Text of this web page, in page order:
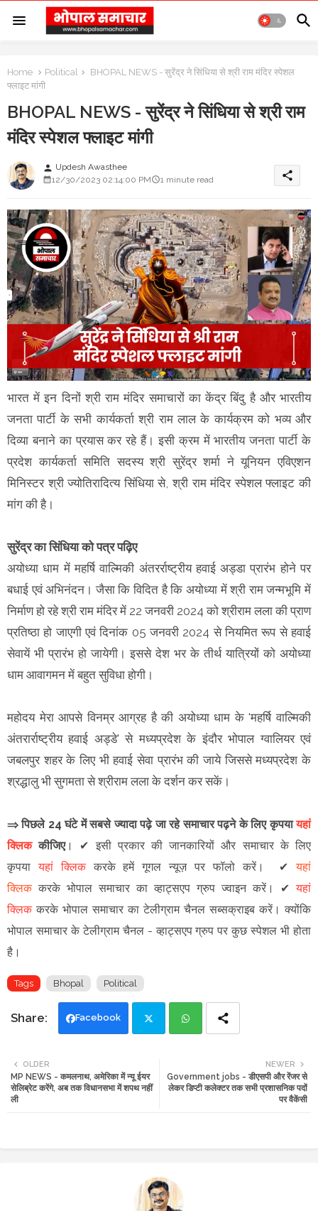
Home Political
BHOPAL NEWS - सुरेंद्र ने सिंधिया से श्री राम मंदिर स्पेशल
फ्लाइट मांगी
BHOPAL NEWS - सुरेंद्र ने सिंधिया से श्री राम
मंदिर स्पेशल फ्लाइट मांगी
person Updesh Awasthee
12/30/2023 02:14:00 PM
1 minute read share
भारत में इन दिनों श्री राम मंदिर समाचारों का केंद्र बिंदु है और भारतीय
जनता पार्टी के सभी कार्यकर्ता श्री राम लाल के कार्यक्रम को भव्य और
दिव्या बनाने का प्रयास कर रहे हैं। इसी क्रम में भारतीय जनता पार्टी के
प्रदेश कार्यकर्ता समिति सदस्य श्री सुरेंद्र शर्मा ने यूनियन एविएशन
मिनिस्टर श्री ज्योतिरादित्य सिंधिया से, श्री राम मंदिर स्पेशल फ्लाइट की
मांग की है।
सुरेंद्र का सिंधिया को पत्र पढ़िए
अयोध्या धाम में महर्षि वाल्मिकी अंतरर्राष्ट्रीय हवाई अड्डा प्रारंभ होने पर
बधाई एवं अभिनंदन। जैसा कि विदित है कि अयोध्या में श्री राम जन्मभूमि में
निर्माण हो रहे श्री राम मंदिर में 22 जनवरी 2024 को श्रीराम लला की प्राण
प्रतिष्ठा हो जाएगी एवं दिनांक 05 जनवरी 2024 से नियमित रूप से हवाई
सेवायें भी प्रारंभ हो जायेगी। इससे देश भर के तीर्थ यात्रियों को अयोध्या
धाम आवागमन में बहुत सुविधा होगी।
महोदय मेरा आपसे विनम्र आग्रह है की अयोध्या धाम के 'महर्षि वाल्मिकी
अंतरार्राष्ट्रीय हवाई अड्डे' से मध्यप्रदेश के इंदौर भोपाल ग्वालियर एवं
जबलपुर शहर के लिए भी हवाई सेवा प्रारंभ की जाये जिससे मध्यप्रदेश के
श्रद्धालु भी सुगमता से श्रीराम लला के दर्शन कर सकें।
⇒ पिछले 24 घंटे में सबसे ज्यादा पढ़े जा रहे समाचार पढ़ने के लिए कृपयायहां
क्लिककीजिए। ✔ इसी प्रकार की जानकारियों और समाचार के लिए
कृपयायहां क्लिककरके हमें गूगल न्यूज़ पर फॉलो करें। ✔यहां
क्लिककरके भोपाल समाचार का व्हाट्सएप ग्रुप ज्वाइन करें । ✔यहां
क्लिककरके भोपाल समाचार का टेलीग्राम चैनल सब्सक्राइब करें। क्योंकि
भोपाल समाचार के टेलीग्राम चैनल - व्हाट्सएप ग्रुप पर कुछ स्पेशल भी होता
है।
Tags Bhopal Political
Facebook
tte ats
NEWER
Government jobs - डीएसपी और रेंजर से
लेकर डिप्टी कलेक्टर तक सभी प्रशासनिक पदों
पर वैकेंसी
OLDER
MP NEWS - कमलनाथ, अमेरिका में न्यू ईयर
सेलिब्रेट करेंगे, अब तक विधानसभा में शपथ नहीं
ली